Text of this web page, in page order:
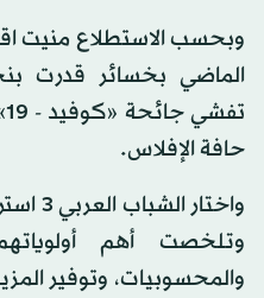
وبحسب الاستطلاع منيت
حافة الإفلاس.
وتلخصت أهم
والمحسوبيات، وتوفير